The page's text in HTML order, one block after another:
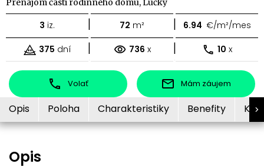
Prenájom časti rodinného domu, Lúčky
3 iz. | 72 m² | 6.94 €/m²/mes
375 dní | 736 x | 10 x
Volať Mám záujem
Opis Poloha Charakteristiky Benefity
Opis